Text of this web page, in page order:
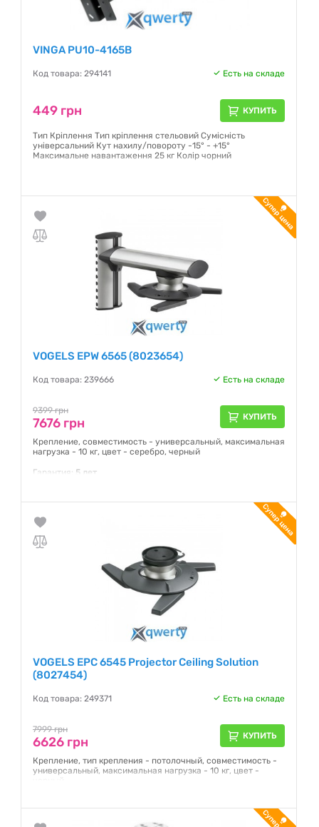
VINGA PU10-4165B
Код товара: 294141 Есть на складе
449 грн КУПИТЬ
Тип Кріплення Тип кріплення стельовий Сумісність
універсальний Кут нахилу/повороту -15° - +15°
Максимальне навантаження 25 кг Колір чорний
VOGELS EPW 6565 (8023654)
Код товара: 239666 Есть на складе
9399 грн
7676 грн КУПИТЬ
Крепление, совместимость - универсальный, максимальная
нагрузка - 10 кг, цвет - серебро, черный
Гарантия: 5 лет
VOGELS EPС 6545 Projector Ceiling Solution
(8027454)
Код товара: 249371 Есть на складе
7999 грн
6626 грн КУПИТЬ
Крепление, тип крепления - потолочный, совместимость -
универсальный, максимальная нагрузка - 10 кг, цвет -